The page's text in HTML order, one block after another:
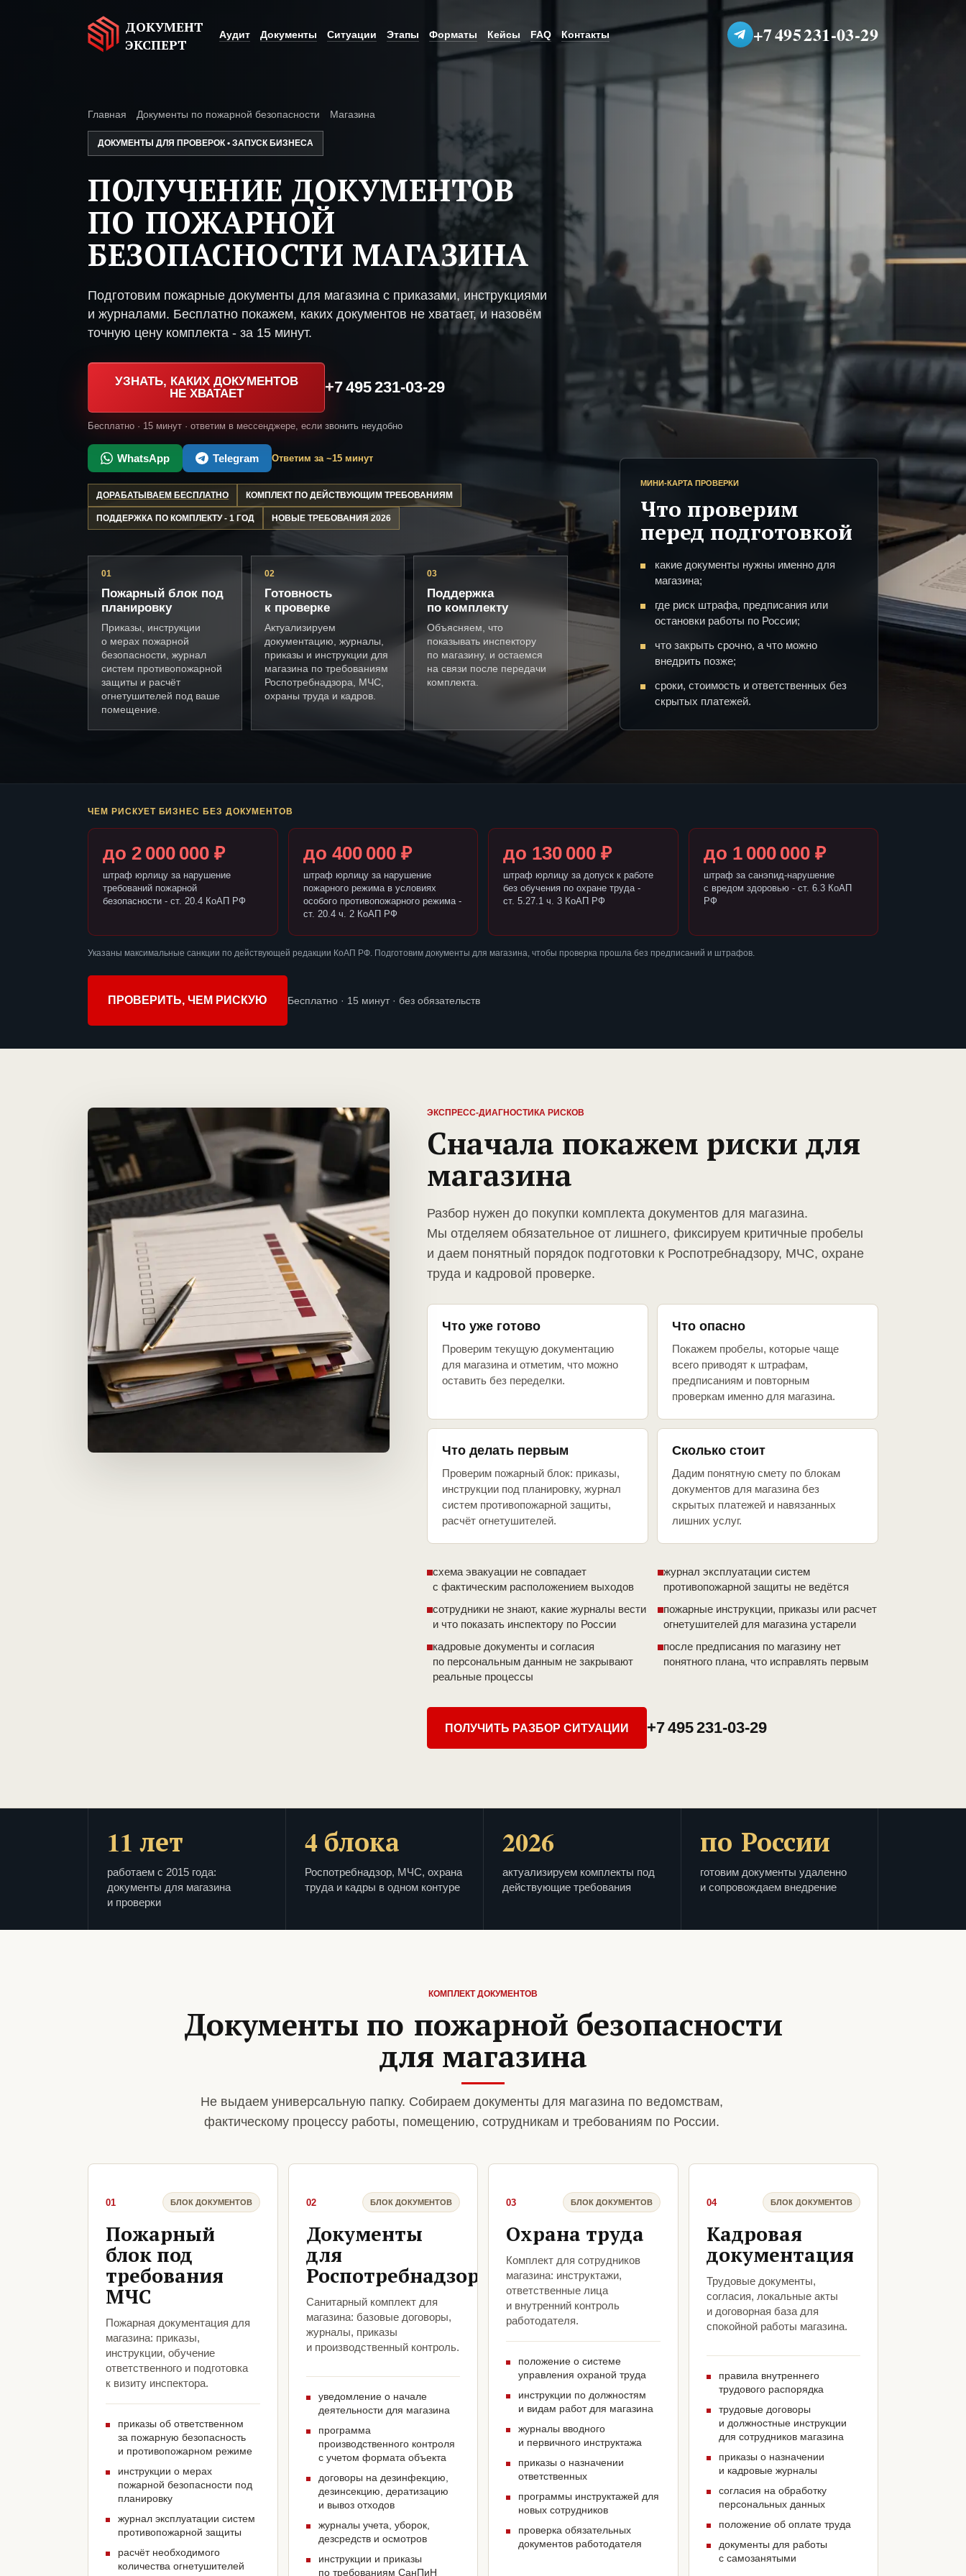
ДОКУМЕНТ
ЭКСПЕРТ
Аудит Документы Ситуации Этапы Форматы Кейсы FAQ Контакты +7 495 231-03-29
Главная Документы по пожарной безопасности Магазина
ДОКУМЕНТЫ ДЛЯ ПРОВЕРОК • ЗАПУСК БИЗНЕСА
ПОЛУЧЕНИЕ ДОКУМЕНТОВ
ПО ПОЖАРНОЙ
БЕЗОПАСНОСТИ МАГАЗИНА
Подготовим пожарные документы для магазина с приказами, инструкциями
и журналами. Бесплатно покажем, каких документов не хватает, и назовём
точную цену комплекта - за 15 минут.
УЗНАТЬ, КАКИХ ДОКУМЕНТОВ
НЕ ХВАТАЕТ
+7 495 231-03-29
Бесплатно · 15 минут · ответим в мессенджере, если звонить неудобно
WhatsApp Telegram Ответим за ~15 минут
ДОРАБАТЫВАЕМ БЕСПЛАТНО КОМПЛЕКТ ПО ДЕЙСТВУЮЩИМ ТРЕБОВАНИЯМ
ПОДДЕРЖКА ПО КОМПЛЕКТУ - 1 ГОД НОВЫЕ ТРЕБОВАНИЯ 2026
01
Пожарный блок под
планировку
Приказы, инструкции
о мерах пожарной
безопасности, журнал
систем противопожарной
защиты и расчёт
огнетушителей под ваше
помещение.
02
Готовность
к проверке
Актуализируем
документацию, журналы,
приказы и инструкции для
магазина по требованиям
Роспотребнадзора, МЧС,
охраны труда и кадров.
03
Поддержка
по комплекту
Объясняем, что
показывать инспектору
по магазину, и остаемся
на связи после передачи
комплекта.
МИНИ-КАРТА ПРОВЕРКИ
Что проверим
перед подготовкой
какие документы нужны именно для
магазина;
где риск штрафа, предписания или
остановки работы по России;
что закрыть срочно, а что можно
внедрить позже;
сроки, стоимость и ответственных без
скрытых платежей.
ЧЕМ РИСКУЕТ БИЗНЕС БЕЗ ДОКУМЕНТОВ
до 2 000 000 ₽
штраф юрлицу за нарушение
требований пожарной
безопасности - ст. 20.4 КоАП РФ
до 400 000 ₽
штраф юрлицу за нарушение
пожарного режима в условиях
особого противопожарного режима -
ст. 20.4 ч. 2 КоАП РФ
до 130 000 ₽
штраф юрлицу за допуск к работе
без обучения по охране труда -
ст. 5.27.1 ч. 3 КоАП РФ
до 1 000 000 ₽
штраф за санэпид-нарушение
с вредом здоровью - ст. 6.3 КоАП
РФ
Указаны максимальные санкции по действующей редакции КоАП РФ. Подготовим документы для магазина, чтобы проверка прошла без предписаний и штрафов.
ПРОВЕРИТЬ, ЧЕМ РИСКУЮ Бесплатно · 15 минут · без обязательств
ЭКСПРЕСС-ДИАГНОСТИКА РИСКОВ
Сначала покажем риски для
магазина
Разбор нужен до покупки комплекта документов для магазина.
Мы отделяем обязательное от лишнего, фиксируем критичные пробелы
и даем понятный порядок подготовки к Роспотребнадзору, МЧС, охране
труда и кадровой проверке.
Что уже готово
Проверим текущую документацию
для магазина и отметим, что можно
оставить без переделки.
Что опасно
Покажем пробелы, которые чаще
всего приводят к штрафам,
предписаниям и повторным
проверкам именно для магазина.
Что делать первым
Проверим пожарный блок: приказы,
инструкции под планировку, журнал
систем противопожарной защиты,
расчёт огнетушителей.
Сколько стоит
Дадим понятную смету по блокам
документов для магазина без
скрытых платежей и навязанных
лишних услуг.
схема эвакуации не совпадает
с фактическим расположением выходов
журнал эксплуатации систем
противопожарной защиты не ведётся
сотрудники не знают, какие журналы вести
и что показать инспектору по России
пожарные инструкции, приказы или расчет
огнетушителей для магазина устарели
кадровые документы и согласия
по персональным данным не закрывают
реальные процессы
после предписания по магазину нет
понятного плана, что исправлять первым
ПОЛУЧИТЬ РАЗБОР СИТУАЦИИ +7 495 231-03-29
11 лет
работаем с 2015 года:
документы для магазина
и проверки
4 блока
Роспотребнадзор, МЧС, охрана
труда и кадры в одном контуре
2026
актуализируем комплекты под
действующие требования
по России
готовим документы удаленно
и сопровождаем внедрение
КОМПЛЕКТ ДОКУМЕНТОВ
Документы по пожарной безопасности
для магазина
Не выдаем универсальную папку. Собираем документы для магазина по ведомствам,
фактическому процессу работы, помещению, сотрудникам и требованиям по России.
01 БЛОК ДОКУМЕНТОВ
Пожарный
блок под
требования
МЧС
Пожарная документация для
магазина: приказы,
инструкции, обучение
ответственного и подготовка
к визиту инспектора.
приказы об ответственном
за пожарную безопасность
и противопожарном режиме
инструкции о мерах
пожарной безопасности под
планировку
журнал эксплуатации систем
противопожарной защиты
расчёт необходимого
количества огнетушителей
02 БЛОК ДОКУМЕНТОВ
Документы
для
Роспотребнадзора
Санитарный комплект для
магазина: базовые договоры,
журналы, приказы
и производственный контроль.
уведомление о начале
деятельности для магазина
программа
производственного контроля
с учетом формата объекта
договоры на дезинфекцию,
дезинсекцию, дератизацию
и вывоз отходов
журналы учета, уборок,
дезсредств и осмотров
инструкции и приказы
по требованиям СанПиН
03 БЛОК ДОКУМЕНТОВ
Охрана труда
Комплект для сотрудников
магазина: инструктажи,
ответственные лица
и внутренний контроль
работодателя.
положение о системе
управления охраной труда
инструкции по должностям
и видам работ для магазина
журналы вводного
и первичного инструктажа
приказы о назначении
ответственных
программы инструктажей для
новых сотрудников
проверка обязательных
документов работодателя
04 БЛОК ДОКУМЕНТОВ
Кадровая
документация
Трудовые документы,
согласия, локальные акты
и договорная база для
спокойной работы магазина.
правила внутреннего
трудового распорядка
трудовые договоры
и должностные инструкции
для сотрудников магазина
приказы о назначении
и кадровые журналы
согласия на обработку
персональных данных
положение об оплате труда
документы для работы
с самозанятыми